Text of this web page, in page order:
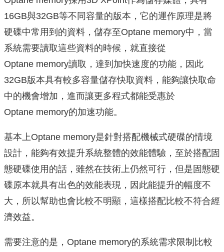
16GB與32GB等不同容量的版本，它的運作原理是將
硬碟中常用到的資料，儲存至Optane memory中，當
系統需要讀取這些資料的時候，就直接從
Optane memory讀取，達到加快速度的功能，因此
32GB版本具有較多容量儲存快取資料，能夠讓快取命
中的機會增加，進而讓更多程式都能受惠於
Optane memory的加速功能。
基本上Optane memory是針對搭配機械式硬碟的情境
設計，能夠有效提升系統整體的效能體驗，至於搭配固
態硬碟使用的話，雖然在技術上仍然可行，但是固態硬
碟原本就具有出色的效能表現，因此能提升的幅度不
大，所以幫助也會比較不明顯，這樣搭配比較不符合經
濟效益。
需要注意的是，Optane memory的系統需求限制比較